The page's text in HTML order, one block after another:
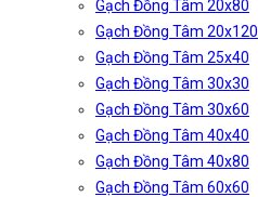
Gạch Đồng Tâm 20x80
Gạch Đồng Tâm 20x120
Gạch Đồng Tâm 25x40
Gạch Đồng Tâm 30x30
Gạch Đồng Tâm 30x60
Gạch Đồng Tâm 40x40
Gạch Đồng Tâm 40x80
Gạch Đồng Tâm 60x60